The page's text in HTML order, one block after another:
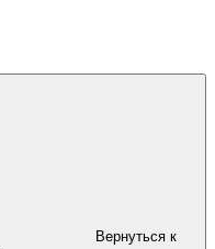
Вернуться к